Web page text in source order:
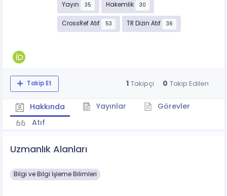
Yayın 35 Hakemlik 30
CrossRef Atıf 53 TR Dizin Atıf 36
Takip Et 1 Takipçi 0 Takip Edilen
Hakkında Yayınlar
Görevler
Atıf
Uzmanlık Alanları
Bilgi ve Bilgi İşleme Bilimleri